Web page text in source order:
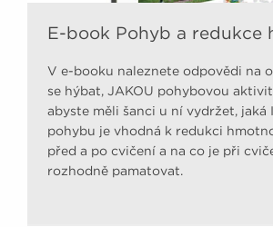
E-book Pohyb a redukce
V e-booku naleznete odpovědi na
se hýbat, JAKOU pohybovou
abyste měli šanci u ní vydržet, jaká
pohybu je vhodná k redukci
před a po cvičení a na co je při
rozhodně pamatovat.